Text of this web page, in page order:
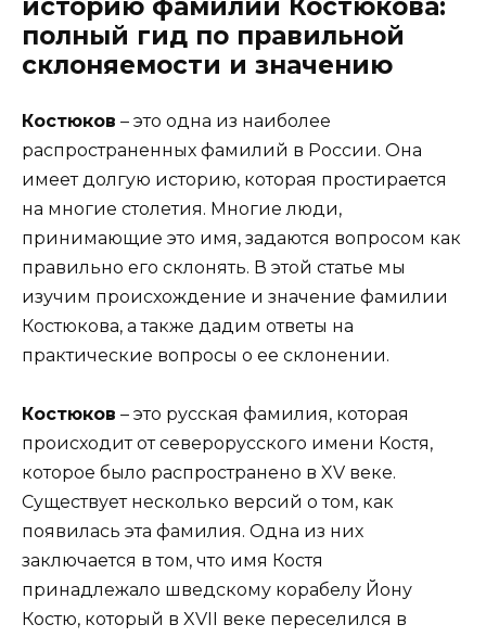
историю фамилии Костюкова:
полный гид по правильной
склоняемости и значению
Костюков – это одна из наиболее
распространенных фамилий в России. Она
имеет долгую историю, которая простирается
на многие столетия. Многие люди,
принимающие это имя, задаются вопросом как
правильно его склонять. В этой статье мы
изучим происхождение и значение фамилии
Костюкова, а также дадим ответы на
практические вопросы о ее склонении.
Костюков – это русская фамилия, которая
происходит от северорусского имени Костя,
которое было распространено в XV веке.
Существует несколько версий о том, как
появилась эта фамилия. Одна из них
заключается в том, что имя Костя
принадлежало шведскому корабелу Йону
Костю, который в XVII веке переселился в